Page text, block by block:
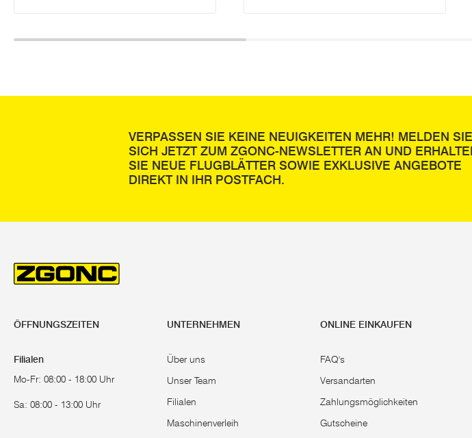
VERPASSEN SIE KEINE NEUIGKEITEN MEHR! MELDEN SIE
SICH JETZT ZUM ZGONC-NEWSLETTER AN UND
SIE NEUE FLUGBLÄTTER SOWIE EXKLUSIVE ANGEBOTE
DIREKT IN IHR POSTFACH.
ÖFFNUNGSZEITEN
Filialen
Mo-Fr: 08:00 - 18:00 Uhr
Sa: 08:00 - 13:00 Uhr
UNTERNEHMEN
Über uns
Unser Team
Filialen
Maschinenverleih
ONLINE EINKAUFEN
FAQ's
Versandarten
Zahlungsmöglichkeiten
Gutscheine